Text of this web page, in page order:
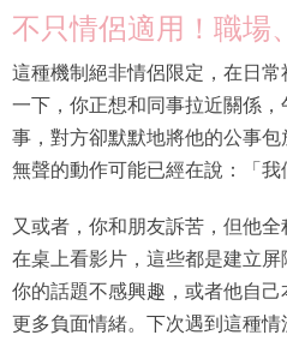
不只情侶適用！職場
這種機制絕非情侶限定，在日
一下，你正想和同事拉近關係
事，對方卻默默地將他的公事
無聲的動作可能已經在說：「我
又或者，你和朋友訴苦，但他
在桌上看影片，這些都是建立
你的話題不感興趣，或者他自
更多負面情緒。下次遇到這種